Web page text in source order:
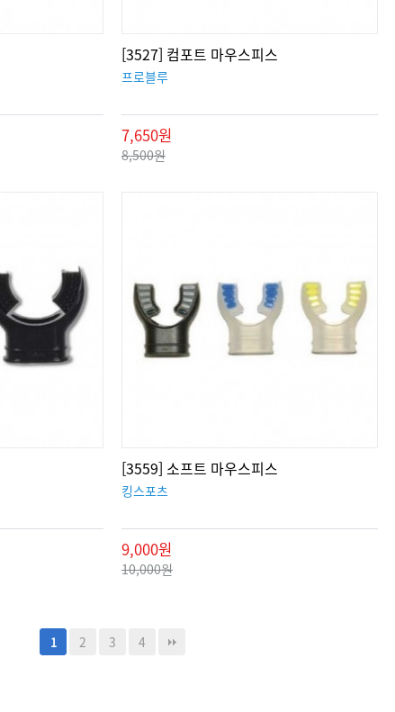
[3527] 컴포트 마우스피스
프로블루
7,650원
8,500원
[3559] 소프트 마우스피스
킹스포츠
9,000원
10,000원
1 2 3 4